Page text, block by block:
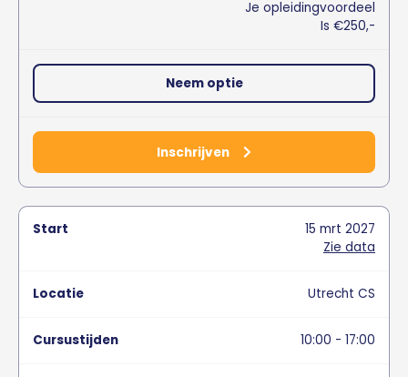
Je opleidingvoordeel
Is €250,-
Neem optie
Inschrijven
15 mrt 2027
Zie data
Utrecht CS
10:00 - 17:00